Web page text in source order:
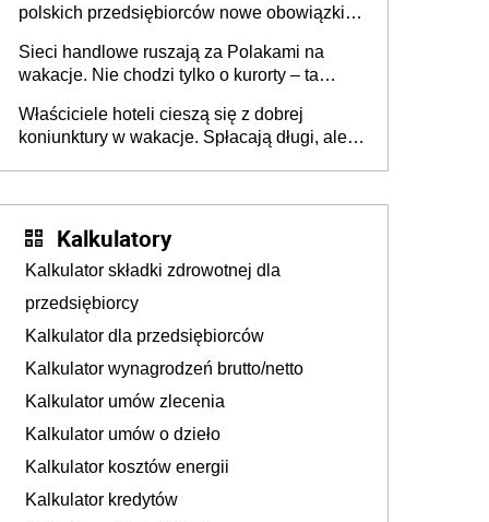
polskich przedsiębiorców nowe obowiązki w
Sieci handlowe ruszają za Polakami na
wakacje. Nie chodzi tylko o kurorty – ta
tam, gdzie wielu spędzi urlop po cichu
Właściciele hoteli cieszą się z dobrej
koniunktury w wakacje. Spłacają długi, ale
Kalkulatory
Kalkulator składki zdrowotnej dla
przedsiębiorcy
Kalkulator dla przedsiębiorców
Kalkulator wynagrodzeń brutto/netto
Kalkulator umów zlecenia
Kalkulator umów o dzieło
Kalkulator kosztów energii
Kalkulator kredytów